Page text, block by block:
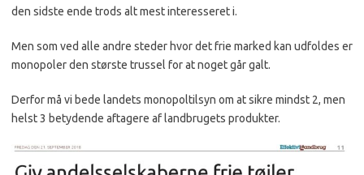
den sidste ende trods alt mest interesseret i.
Men som ved alle andre steder hvor det frie marked kan udfoldes er
monopoler den største trussel for at noget går galt.
Derfor må vi bede landets monopoltilsyn om at sikre mindst 2, men
helst 3 betydende aftagere af landbrugets produkter.